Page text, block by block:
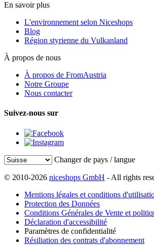
En savoir plus
L'environnement selon Niceshops
Blog
Région styrienne du Vulkanland
À propos de nous
À propos de FromAustria
Notre Groupe
Nous contacter
Suivez-nous sur
Changer de pays / langue
© 2010-2026 niceshops GmbH - All rights
Mentions légales et conditions
Protection des Données
Conditions Générales de Vente et
Déclaration d'accessibilité
Paramètres de confidentialité
Résiliation des contrats d'abonnement